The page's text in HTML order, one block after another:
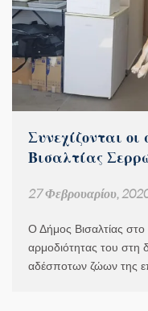
Συνεχίζονται
Βισαλτίας
27 Φεβρουαρίου,
Ο Δήμος Βισαλτίας στο
αρμοδιότητας του στη
αδέσποτων ζώων της